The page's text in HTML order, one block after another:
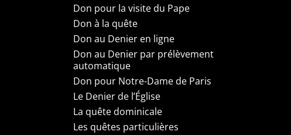
Don pour la visite du Pape
Don à la quête
Don au Denier en ligne
Don au Denier par prélèvement
automatique
Don pour Notre-Dame de Paris
Le Denier de l’Église
La quête dominicale
Les quêtes particulières